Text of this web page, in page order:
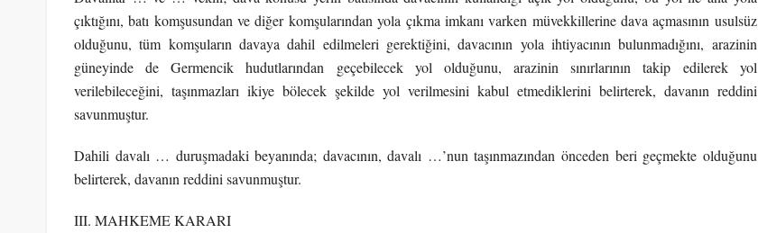
çıktığını, batı komşusundan ve diğer komşularından yola çıkma imkanı varken müvekkillerine dava açmasının usulsüz
olduğunu, tüm komşuların davaya dahil edilmeleri gerektiğini, davacının yola ihtiyacının bulunmadığını, arazinin
güneyinde de Germencik hudutlarından geçebilecek yol olduğunu, arazinin sınırlarının takip edilerek yol
verilebileceğini, taşınmazları ikiye bölecek şekilde yol verilmesini kabul etmediklerini belirterek, davanın reddini
savunmuştur.
Dahili davalı … duruşmadaki beyanında; davacının, davalı …’nun taşınmazından önceden beri geçmekte olduğunu
belirterek, davanın reddini savunmuştur.
III. MAHKEME KARARI